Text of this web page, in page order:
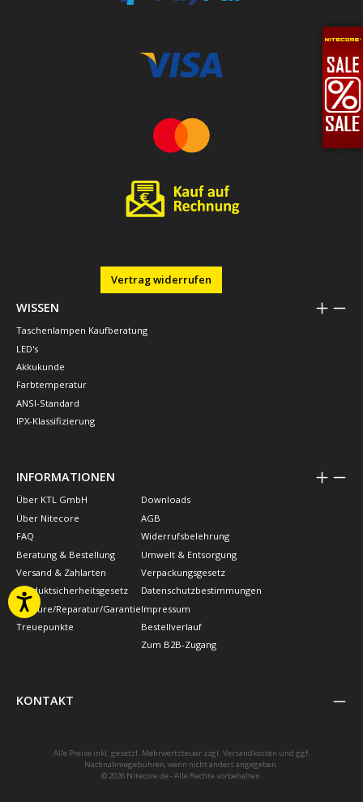
Vertrag widerrufen
WISSEN
Taschenlampen Kaufberatung
LED's
Akkukunde
Farbtemperatur
ANSI-Standard
IPX-Klassifizierung
INFORMATIONEN
Über KTL GmbH
Über Nitecore
FAQ
Beratung & Bestellung
Versand & Zahlarten
Produktsicherheitsgesetz
Retoure/Reparatur/Garantie
Treuepunkte
Downloads
AGB
Widerrufsbelehrung
Umwelt & Entsorgung
Verpackungsgesetz
Datenschutzbestimmungen
Impressum
Bestellverlauf
Zum B2B-Zugang
KONTAKT
Alle Preise inkl. gesetzl. Mehrwertsteuer zzgl. Versandkosten und ggf.
Nachnahmegebühren, wenn nicht anders angegeben.
© 2026 Nitecore.de - Alle Rechte vorbehalten.